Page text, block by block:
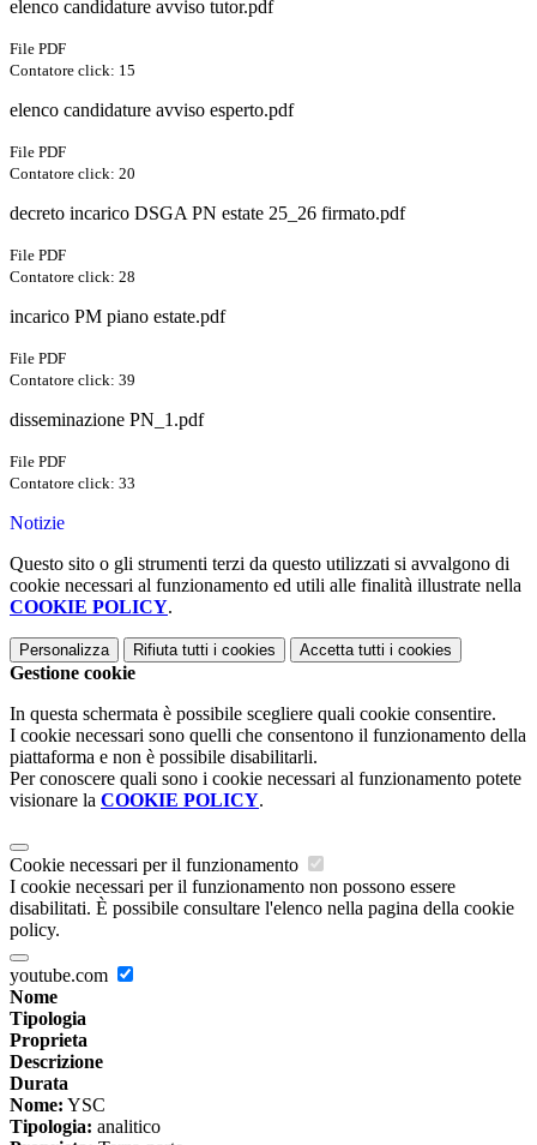
elenco candidature avviso tutor.pdf
File PDF
Contatore click: 15
elenco candidature avviso esperto.pdf
File PDF
Contatore click: 20
decreto incarico DSGA PN estate 25_26 firmato.pdf
File PDF
Contatore click: 28
incarico PM piano estate.pdf
File PDF
Contatore click: 39
disseminazione PN_1.pdf
File PDF
Contatore click: 33
Notizie
Questo sito o gli strumenti terzi da questo utilizzati si avvalgono di
cookie necessari al funzionamento ed utili alle finalità illustrate nella
COOKIE POLICY.
Personalizza Rifiuta tutti i cookies Accetta tutti i cookies
Gestione cookie
In questa schermata è possibile scegliere quali cookie consentire.
I cookie necessari sono quelli che consentono il funzionamento della
piattaforma e non è possibile disabilitarli.
Per conoscere quali sono i cookie necessari al funzionamento potete
visionare la COOKIE POLICY.
Cookie necessari per il funzionamento
I cookie necessari per il funzionamento non possono essere
disabilitati. È possibile consultare l'elenco nella pagina della cookie
policy.
youtube.com
Nome
Tipologia
Proprieta
Descrizione
Durata
Nome: YSC
Tipologia: analitico